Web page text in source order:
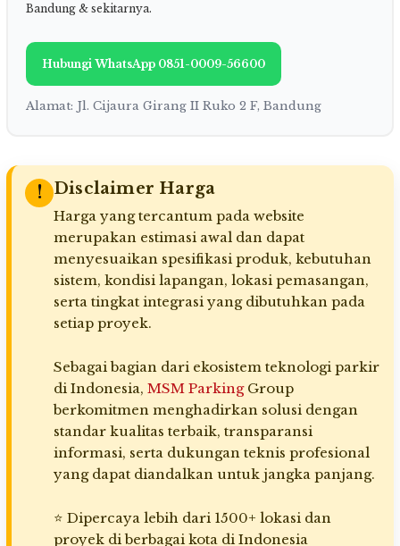
Bandung & sekitarnya.
Hubungi WhatsApp 0851-0009-56600
Alamat: Jl. Cijaura Girang II Ruko 2 F, Bandung
! Disclaimer Harga
Harga yang tercantum pada website
merupakan estimasi awal dan dapat
menyesuaikan spesifikasi produk, kebutuhan
sistem, kondisi lapangan, lokasi pemasangan,
serta tingkat integrasi yang dibutuhkan pada
setiap proyek.
Sebagai bagian dari ekosistem teknologi parkir
di Indonesia, MSM ParkingGroup
berkomitmen menghadirkan solusi dengan
standar kualitas terbaik, transparansi
informasi, serta dukungan teknis profesional
yang dapat diandalkan untuk jangka panjang.
⭐ Dipercaya lebih dari 1500+ lokasi dan
proyek di berbagai kota di Indonesia